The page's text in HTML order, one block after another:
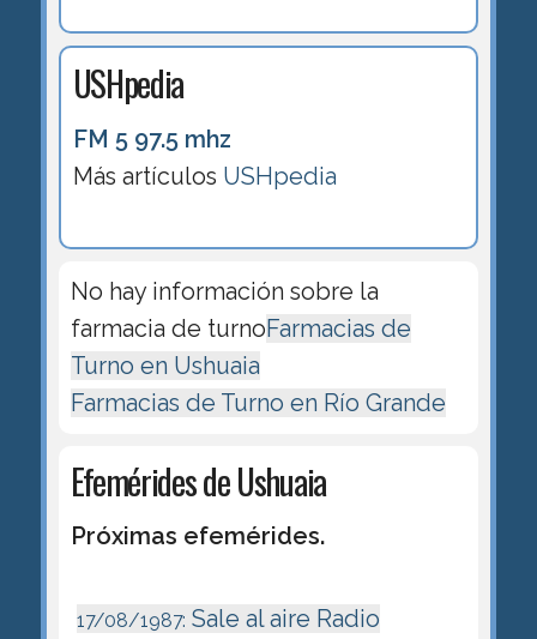
USHpedia
FM 5 97.5 mhz
Más artículos USHpedia
No hay información sobre la
farmacia de turnoFarmacias de
Turno en Ushuaia
Farmacias de Turno en Río Grande
Efemérides de Ushuaia
Próximas efemérides.
17/08/1987: Sale al aire Radio